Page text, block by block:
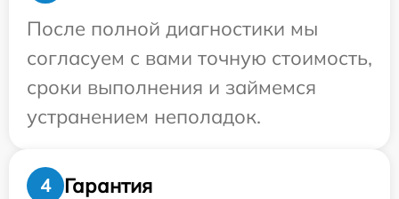
После полной диагностики мы
согласуем с вами точную стоимость,
сроки выполнения и займемся
устранением неполадок.
4
Гарантия